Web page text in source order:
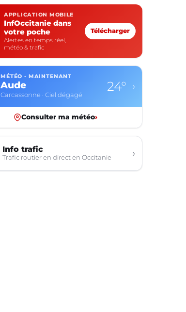
APPLICATION MOBILE
InfOccitanie dans
votre poche
Alertes en temps réel,
météo & trafic
Télécharger
MÉTÉO · MAINTENANT
Aude
Carcassonne · Ciel dégagé
24° ›
Consulter ma météo›
Info trafic
Trafic routier en direct en Occitanie ›